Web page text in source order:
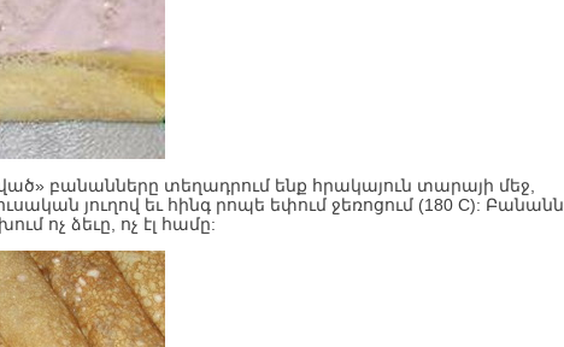
բանանները տեղադրում ենք հրակայուն տարայի մեջ,
յուղով եւ հինգ րոպե եփում ջեռոցում (180 C): Բանանն
ոչ ձեւը, ոչ էլ համը: